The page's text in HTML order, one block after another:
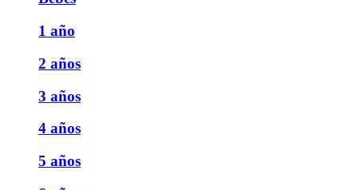
1 año
2 años
3 años
4 años
5 años